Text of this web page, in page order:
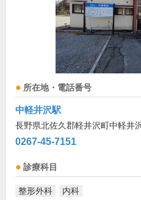
所在地・電話番号
中軽井沢駅
長野県北佐久郡軽井沢町中軽井
0267-45-7151
診療科目
整形外科 内科